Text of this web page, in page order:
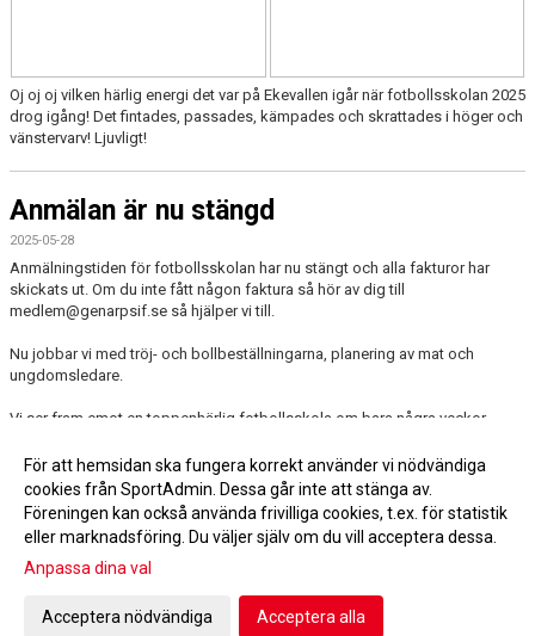
Oj oj oj vilken härlig energi det var på Ekevallen igår när fotbollsskolan 2025
drog igång! Det fintades, passades, kämpades och skrattades i höger och
vänstervarv! Ljuvligt!
Anmälan är nu stängd
2025-05-28
Anmälningstiden för fotbollsskolan har nu stängt och alla fakturor har
skickats ut. Om du inte fått någon faktura så hör av dig till
medlem@genarpsif.se så hjälper vi till.
Nu jobbar vi med tröj- och bollbeställningarna, planering av mat och
ungdomsledare.
Vi ser fram emot en toppenhärlig fotbollsskola om bara några veckor.
Mvh
Anna Hoff, Patrik Persson och Peter Eriksson
Gå till Webbversion
För att hemsidan ska fungera korrekt använder vi nödvändiga
cookies från SportAdmin. Dessa går inte att stänga av.
Föreningen kan också använda frivilliga cookies, t.ex. för statistik
eller marknadsföring. Du väljer själv om du vill acceptera dessa.
Anpassa dina val
Acceptera nödvändiga Acceptera alla